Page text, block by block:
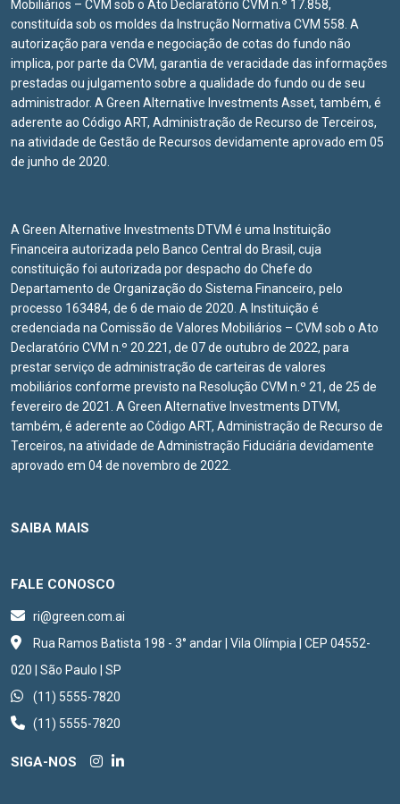
Mobiliários – CVM sob o Ato Declaratório CVM n.º 17.858,
constituída sob os moldes da Instrução Normativa CVM 558. A
autorização para venda e negociação de cotas do fundo não
implica, por parte da CVM, garantia de veracidade das informações
prestadas ou julgamento sobre a qualidade do fundo ou de seu
administrador. A Green Alternative Investments Asset, também, é
aderente ao Código ART, Administração de Recurso de Terceiros,
na atividade de Gestão de Recursos devidamente aprovado em 05
de junho de 2020.
A Green Alternative Investments DTVM é uma Instituição
Financeira autorizada pelo Banco Central do Brasil, cuja
constituição foi autorizada por despacho do Chefe do
Departamento de Organização do Sistema Financeiro, pelo
processo 163484, de 6 de maio de 2020. A Instituição é
credenciada na Comissão de Valores Mobiliários – CVM sob o Ato
Declaratório CVM n.º 20.221, de 07 de outubro de 2022, para
prestar serviço de administração de carteiras de valores
mobiliários conforme previsto na Resolução CVM n.º 21, de 25 de
fevereiro de 2021. A Green Alternative Investments DTVM,
também, é aderente ao Código ART, Administração de Recurso de
Terceiros, na atividade de Administração Fiduciária devidamente
aprovado em 04 de novembro de 2022.
SAIBA MAIS
FALE CONOSCO
ri@green.com.ai
Rua Ramos Batista 198 - 3° andar | Vila Olímpia | CEP 04552-
020 | São Paulo | SP
(11) 5555-7820
(11) 5555-7820
SIGA-NOS